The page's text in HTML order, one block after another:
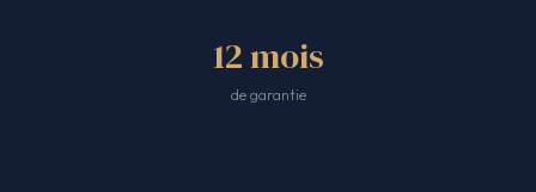
12 mois
de garantie